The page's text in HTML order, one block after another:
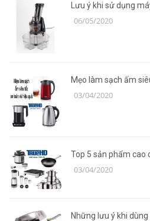
Lưu ý khi sử dụng
06/05/2020
Mẹo làm sạch ấm
03/04/2020
Top 5 sản phẩm cao
03/04/2020
Những lưu ý khi